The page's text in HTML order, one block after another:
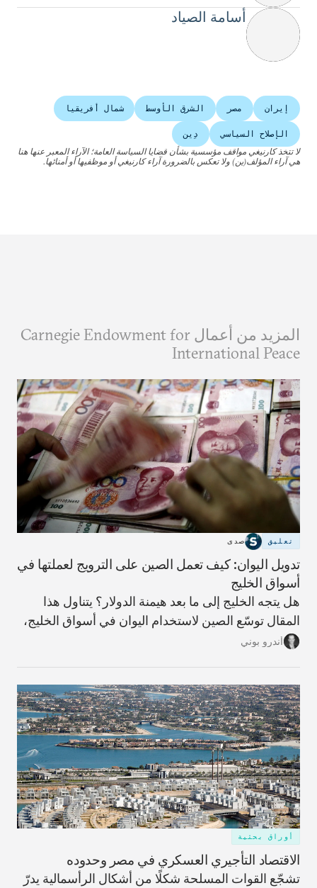
أسامة الصياد
إيران مصر الشرق الأوسط شمال أفريقيا
الإصلاح السياسي
دِين
لا تتخذ كارنيغي مواقف مؤسسية بشأن قضايا السياسة العامة؛ الآراء المعبر عنها هنا
هي آراء المؤلف(ين) ولا تعكس بالضرورة آراء كارنيغي أو موظفيها أو أمنائها.
المزيد من أعمال Carnegie Endowment for
International Peace
تعليق صدى
تدويل اليوان: كيف تعمل الصين على الترويج لعملتها في
أسواق الخليج
هل يتجه الخليج إلى ما بعد هيمنة الدولار؟ يتناول هذا
المقال توسّع الصين لاستخدام اليوان في أسواق الخليج،
وما الذي يعنيه ذلك لمستقبل النظام المالي الإقليمي،
أندرو بوني
أوراق بحثية
الاقتصاد التأجيري العسكري في مصر وحدوده
تشجّع القوات المسلحة شكلًا من أشكال الرأسمالية يدرّ